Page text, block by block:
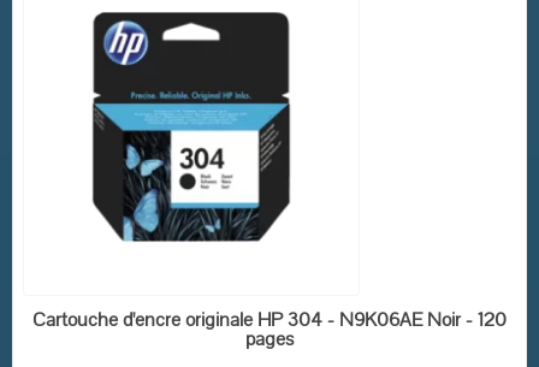
EN STOCK
Cartouche d'encre originale HP 304 - N9K06AE Noir - 120
pages